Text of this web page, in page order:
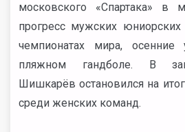
московского «Спартака» в
прогресс мужских
чемпионатах мира,
пляжном гандболе. В
Шишкарёв остановился на
среди женских команд.